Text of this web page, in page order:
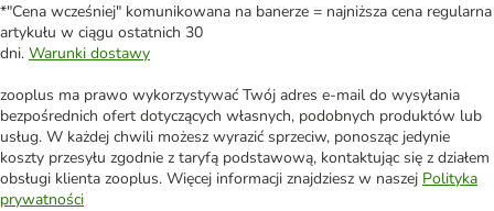
*"Cena wcześniej" komunikowana na banerze = najniższa cena regularna
artykułu w ciągu ostatnich 30
dni. Warunki dostawy
zooplus ma prawo wykorzystywać Twój adres e-mail do wysyłania
bezpośrednich ofert dotyczących własnych, podobnych produktów lub
usług. W każdej chwili możesz wyrazić sprzeciw, ponosząc jedynie
koszty przesyłu zgodnie z taryfą podstawową, kontaktując się z działem
obsługi klienta zooplus. Więcej informacji znajdziesz w naszej Polityka
prywatności